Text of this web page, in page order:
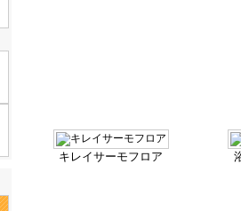
キレイサーモフロア